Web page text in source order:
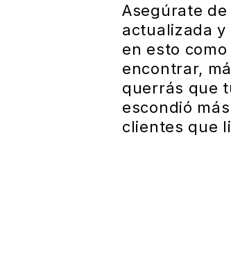
Asegúrate
actualizada
en esto
encontrar,
querrás que
escondió
clientes que